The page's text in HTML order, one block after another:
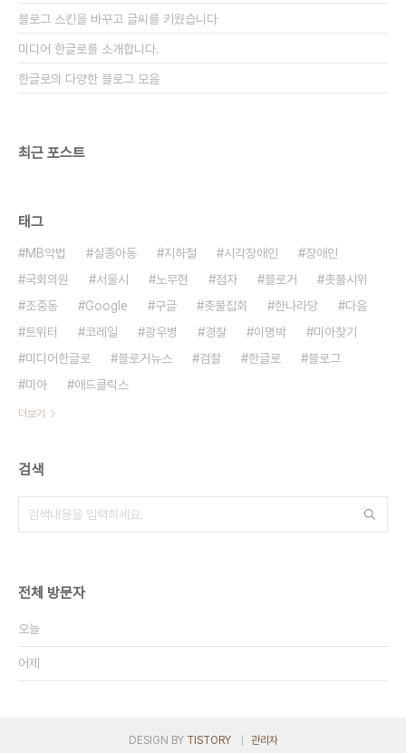
블로그 스킨을 바꾸고 글씨를 키웠습니다
미디어 한글로를 소개합니다.
한글로의 다양한 블로그 모음
최근 포스트
태그
MB악법 실종아동 지하철 시각장애인
장애인
국회의원
서울시 노무현 점자 블로거
촛불시위
조중동
Google 구글 촛불집회 한나라당
다음
트위터
코레일 광우병 경찰 이명박
미아찾기
미디어한글로
블로거뉴스 검찰 한글로
블로그
미아
애드클릭스
더보기
검색
전체 방문자
오늘
어제
DESIGN BY TISTORY 관리자